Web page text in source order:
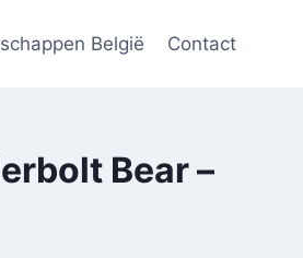
België Contact
Bear –